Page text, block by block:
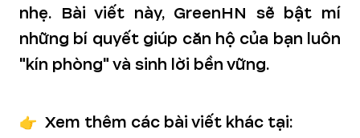
nhẹ. Bài viết này, GreenHN sẽ bật mí
những bí quyết giúp căn hộ của bạn luôn
"kín phòng" và sinh lời bền vững.
👉 Xem thêm các bài viết khác tại: